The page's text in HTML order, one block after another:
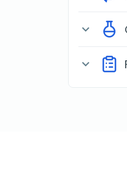
expand_more
expand_more